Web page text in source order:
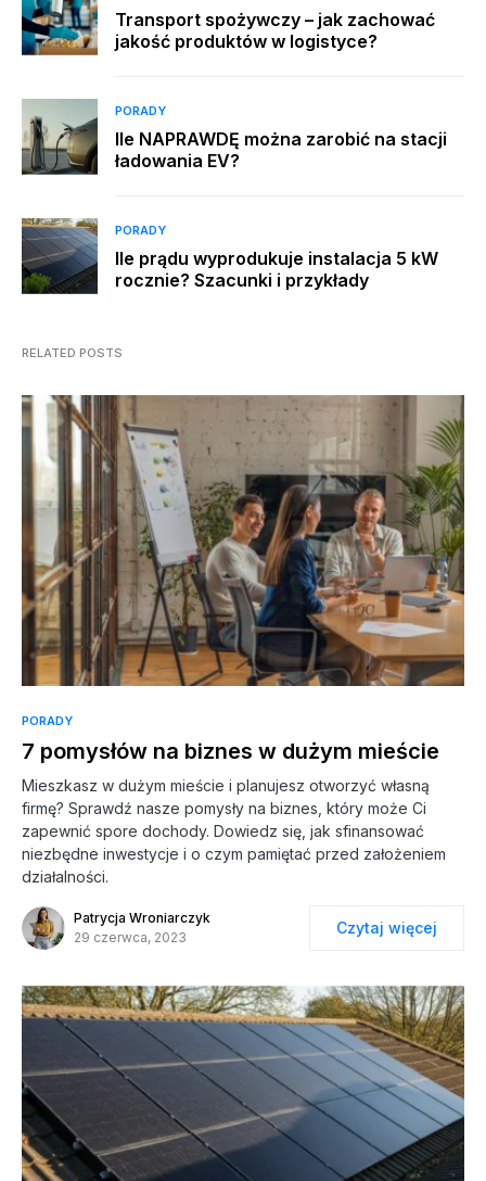
Transport spożywczy – jak zachować
jakość produktów w logistyce?
PORADY
Ile NAPRAWDĘ można zarobić na stacji
ładowania EV?
PORADY
Ile prądu wyprodukuje instalacja 5 kW
rocznie? Szacunki i przykłady
RELATED POSTS
PORADY
7 pomysłów na biznes w dużym mieście
Mieszkasz w dużym mieście i planujesz otworzyć własną
firmę? Sprawdź nasze pomysły na biznes, który może Ci
zapewnić spore dochody. Dowiedz się, jak sfinansować
niezbędne inwestycje i o czym pamiętać przed założeniem
działalności.
Patrycja Wroniarczyk
29 czerwca, 2023
Czytaj więcej